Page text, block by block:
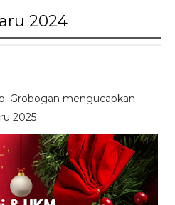
2024
Grobogan mengucapkan
2025